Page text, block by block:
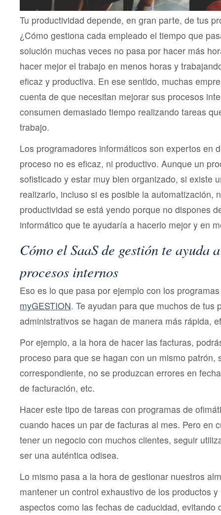
Tu productividad depende, en gran parte, de tus
¿Cómo gestiona cada empleado el tiempo que
solución muchas veces no pasa por hacer más
hacer mejor el trabajo en menos horas y
eficaz y productiva. En ese sentido, muchas
cuenta de que necesitan mejorar sus procesos
consumen demasiado tiempo realizando tareas
trabajo.
Los programadores informáticos son expertos en
proceso no es eficaz, ni productivo. Aunque un
sofisticado y estar muy bien organizado, si existe
realizarlo, incluso si es posible la automatización,
productividad se está yendo porque no dispones
informático que te ayudaría a hacerlo mejor y en
Cómo el SaaS de gestión te ayuda
procesos internos
Eso es lo que pasa por ejemplo con los
myGESTION. Te ayudan para que muchos de tus
administrativos se hagan de manera más rápida,
Por ejemplo, a la hora de hacer las facturas,
proceso para que se hagan con un mismo patrón,
correspondiente, no se produzcan errores en
de facturación, etc.
Hacer este tipo de tareas con programas de
cuando haces un par de facturas al mes. Pero en
tener un negocio con muchos clientes, seguir
ser una auténtica odisea.
Lo mismo pasa a la hora de gestionar nuestros
mantener un control exhaustivo de los productos
aspectos como las fechas de caducidad, evitando